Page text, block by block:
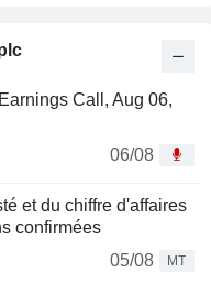
Call, Aug 06,
06/08
et du chiffre d'affaires
confirmées
05/08
MT